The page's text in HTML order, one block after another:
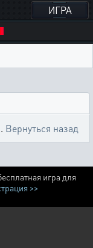
ИГРА
Вернуться назад
игра для
>>